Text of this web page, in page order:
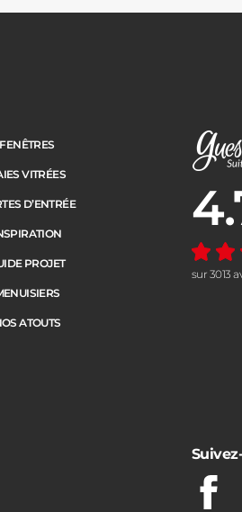
FENÊTRES
VITRÉES
D’ENTRÉE
PROJET
ATOUTS
Note
sur 3013